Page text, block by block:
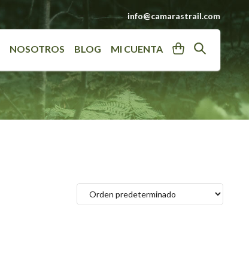
info@camarastrail.com
NOSOTROS BLOG MI CUENTA
User
Search